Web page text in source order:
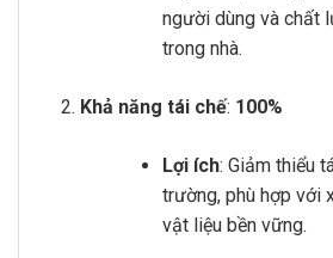
người dùng và chất
trong nhà.
Khả năng tái chế: 100%
Lợi ích: Giảm thiểu
trường, phù hợp với
vật liệu bền vững.